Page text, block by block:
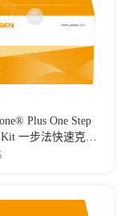
Plus One Step
一步法快速克隆